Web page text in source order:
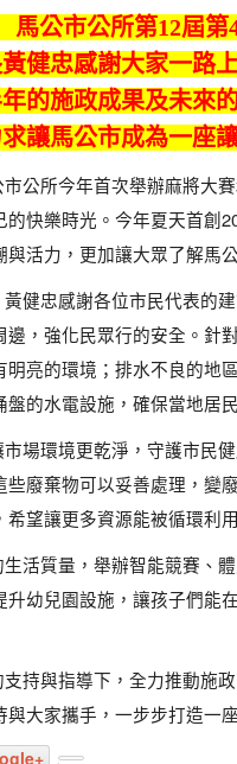
馬公市公所第12屆
健忠感謝大家一路
的施政成果及未來
讓馬公市成為一座
公所今年首次舉辦麻將大
快樂時光。今年夏天首創
活力，更加讓大眾了解馬
健忠感謝各位市民代表的
，強化民眾行的安全。針
亮的環境；排水不良的地
的水電設施，確保當地居
場環境更乾淨，守護市民
廢棄物可以妥善處理，變
望讓更多資源能被循環利
活質量，舉辦智能競賽、
幼兒園設施，讓孩子們能
持與指導下，全力推動施
大家攜手，一步步打造一